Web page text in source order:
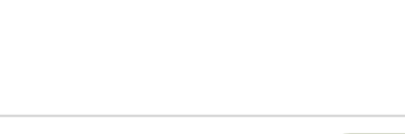
i nærheten. Forbered deg
på miljøet.
å se elefanter, geparder, løver og